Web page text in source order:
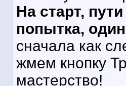
На старт,
попытка,
сначала как
жмем кнопку
мастерство!